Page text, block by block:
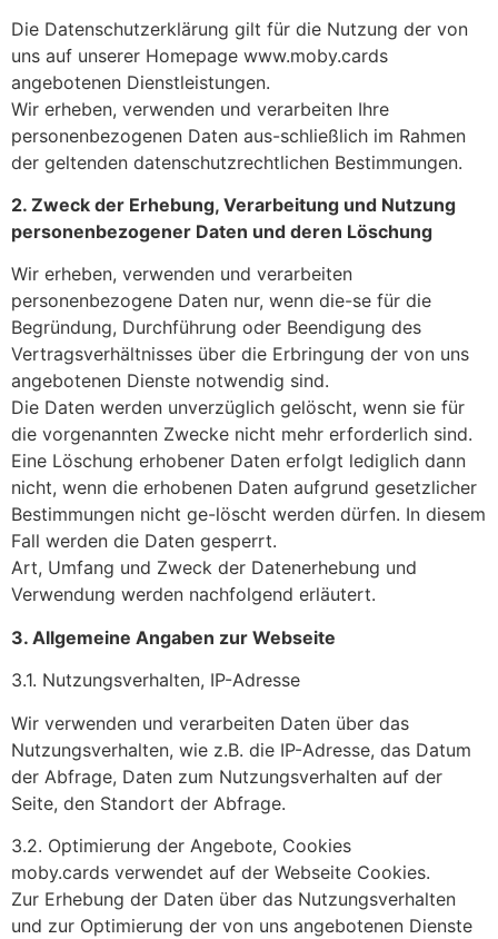
Die Datenschutzerklärung gilt für die Nutzung der von
uns auf unserer Homepage www.moby.cards
angebotenen Dienstleistungen.
Wir erheben, verwenden und verarbeiten Ihre
personenbezogenen Daten aus-schließlich im Rahmen
der geltenden datenschutzrechtlichen Bestimmungen.
2. Zweck der Erhebung, Verarbeitung und Nutzung
personenbezogener Daten und deren Löschung
Wir erheben, verwenden und verarbeiten
personenbezogene Daten nur, wenn die-se für die
Begründung, Durchführung oder Beendigung des
Vertragsverhältnisses über die Erbringung der von uns
angebotenen Dienste notwendig sind.
Die Daten werden unverzüglich gelöscht, wenn sie für
die vorgenannten Zwecke nicht mehr erforderlich sind.
Eine Löschung erhobener Daten erfolgt lediglich dann
nicht, wenn die erhobenen Daten aufgrund gesetzlicher
Bestimmungen nicht ge-löscht werden dürfen. In diesem
Fall werden die Daten gesperrt.
Art, Umfang und Zweck der Datenerhebung und
Verwendung werden nachfolgend erläutert.
3. Allgemeine Angaben zur Webseite
3.1. Nutzungsverhalten, IP-Adresse
Wir verwenden und verarbeiten Daten über das
Nutzungsverhalten, wie z.B. die IP-Adresse, das Datum
der Abfrage, Daten zum Nutzungsverhalten auf der
Seite, den Standort der Abfrage.
3.2. Optimierung der Angebote, Cookies
moby.cards verwendet auf der Webseite Cookies.
Zur Erhebung der Daten über das Nutzungsverhalten
und zur Optimierung der von uns angebotenen Dienste